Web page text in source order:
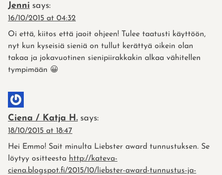
Jenni says:
16/10/2015 at 04:32
Oi että, kiitos että jaoit ohjeen! Tulee taatusti käyttöön,
nyt kun kyseisiä sieniä on tullut kerättyä oikein olan
takaa ja jokavuotinen sienipiirakkakin alkaa vähitellen
tympimään 😀
Ciena / Katja H. says:
18/10/2015 at 18:47
Hei Emmo! Sait minulta Liebster award tunnustuksen. Se
löytyy ositteesta http://kateva-
ciena.blogspot.fi/2015/10/liebster-award-tunnustus-ja-